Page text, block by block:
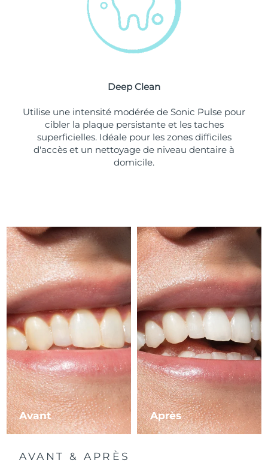
Deep Clean
Utilise une intensité modérée de Sonic Pulse pour
cibler la plaque persistante et les taches
superficielles. Idéale pour les zones difficiles
d'accès et un nettoyage de niveau dentaire à
domicile.
Avant Après
AVANT & APRÈS
Livraison estimée
Émirats arabes unis Livraison estimée
Livraison estimée
Ouzbékistan Livraison estimée8/14/26
Viêt Nam Livraison estimée8/15/26